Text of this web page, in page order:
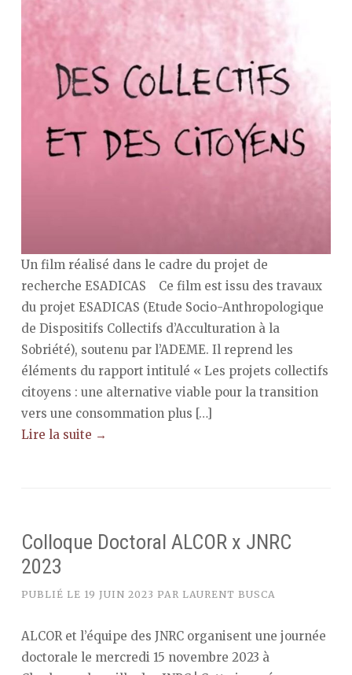
Un film réalisé dans le cadre du projet de
recherche ESADICAS Ce film est issu des travaux
du projet ESADICAS (Etude Socio-Anthropologique
de Dispositifs Collectifs d’Acculturation à la
Sobriété), soutenu par l’ADEME. Il reprend les
éléments du rapport intitulé « Les projets collectifs
citoyens : une alternative viable pour la transition
vers une consommation plus […]
Lire la suite →
Colloque Doctoral ALCOR x JNRC
2023
PUBLIÉ LE 19 JUIN 2023 PAR LAURENT BUSCA
ALCOR et l’équipe des JNRC organisent une journée
doctorale le mercredi 15 novembre 2023 à